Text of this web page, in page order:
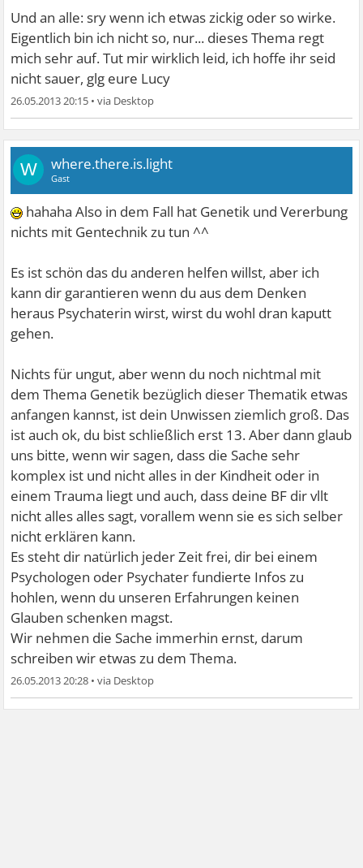
Und an alle: sry wenn ich etwas zickig oder so wirke.
Eigentlich bin ich nicht so, nur... dieses Thema regt
mich sehr auf. Tut mir wirklich leid, ich hoffe ihr seid
nicht sauer, glg eure Lucy
26.05.2013 20:15 •
W where.there.is.light
Gast
hahaha Also in dem Fall hat Genetik und Vererbung
nichts mit Gentechnik zu tun ^^
Es ist schön das du anderen helfen willst, aber ich
kann dir garantieren wenn du aus dem Denken
heraus Psychaterin wirst, wirst du wohl dran kaputt
gehen.
Nichts für ungut, aber wenn du noch nichtmal mit
dem Thema Genetik bezüglich dieser Thematik etwas
anfangen kannst, ist dein Unwissen ziemlich groß. Das
ist auch ok, du bist schließlich erst 13. Aber dann glaub
uns bitte, wenn wir sagen, dass die Sache sehr
komplex ist und nicht alles in der Kindheit oder in
einem Trauma liegt und auch, dass deine BF dir vllt
nicht alles alles sagt, vorallem wenn sie es sich selber
nicht erklären kann.
Es steht dir natürlich jeder Zeit frei, dir bei einem
Psychologen oder Psychater fundierte Infos zu
hohlen, wenn du unseren Erfahrungen keinen
Glauben schenken magst.
Wir nehmen die Sache immerhin ernst, darum
schreiben wir etwas zu dem Thema.
26.05.2013 20:28 •